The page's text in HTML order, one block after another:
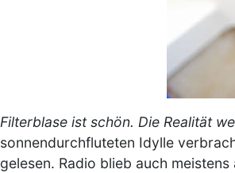
Filterblase ist schön. Die Realität
sonnendurchfluteten Idylle
gelesen. Radio blieb auch